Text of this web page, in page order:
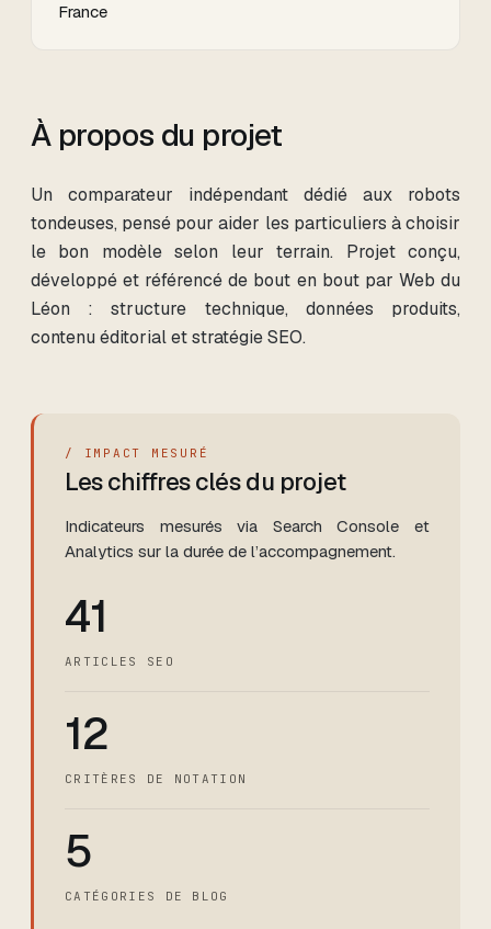
France
À propos du projet
Un comparateur indépendant dédié aux robots
tondeuses, pensé pour aider les particuliers à choisir
le bon modèle selon leur terrain. Projet conçu,
développé et référencé de bout en bout par Web du
Léon : structure technique, données produits,
contenu éditorial et stratégie SEO.
/ IMPACT MESURÉ
Les chiffres clés du projet
Indicateurs mesurés via Search Console et
Analytics sur la durée de l’accompagnement.
41
ARTICLES SEO
12
CRITÈRES DE NOTATION
5
CATÉGORIES DE BLOG